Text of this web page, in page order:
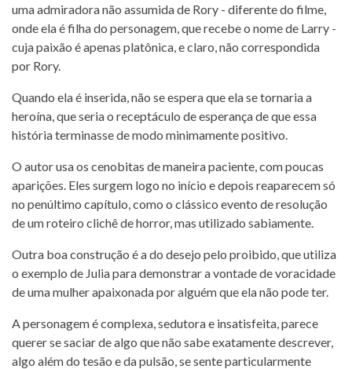
uma admiradora não assumida de Rory - diferente do filme,
onde ela é filha do personagem, que recebe o nome de Larry -
cuja paixão é apenas platônica, e claro, não correspondida
por Rory.
Quando ela é inserida, não se espera que ela se tornaria a
heroína, que seria o receptáculo de esperança de que essa
história terminasse de modo minimamente positivo.
O autor usa os cenobitas de maneira paciente, com poucas
aparições. Eles surgem logo no início e depois reaparecem só
no penúltimo capítulo, como o clássico evento de resolução
de um roteiro clichê de horror, mas utilizado sabiamente.
Outra boa construção é a do desejo pelo proibido, que utiliza
o exemplo de Julia para demonstrar a vontade de voracidade
de uma mulher apaixonada por alguém que ela não pode ter.
A personagem é complexa, sedutora e insatisfeita, parece
querer se saciar de algo que não sabe exatamente descrever,
algo além do tesão e da pulsão, se sente particularmente